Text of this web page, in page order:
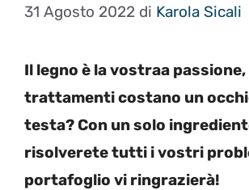
31 Agosto 2022 di Karola Sicali
Il legno è la vostraa passione,
trattamenti costano un
testa? Con un solo
risolverete tutti i vostri
portafoglio vi ringrazierà!